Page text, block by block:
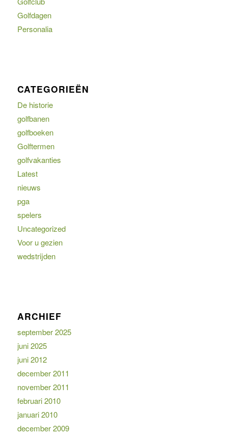
Golfdagen
Personalia
CATEGORIEËN
De historie
golfbanen
golfboeken
Golftermen
golfvakanties
Latest
nieuws
pga
spelers
Uncategorized
Voor u gezien
wedstrijden
ARCHIEF
september 2025
juni 2025
juni 2012
december 2011
november 2011
februari 2010
januari 2010
december 2009